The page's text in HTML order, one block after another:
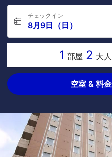
チェックイン
8月9日（日）
1 部屋 2 大
空室 & 料